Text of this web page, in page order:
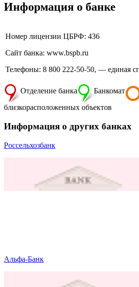
Информация о банке
Номер лицензии ЦБРФ: 436
Сайт банка: www.bspb.ru
Телефоны: 8 800 222-50-50, — единая
Отделение банка Банкомат
близкорасположенных объектов
Информация о других банках
Россельхозбанк
Альфа-Банк